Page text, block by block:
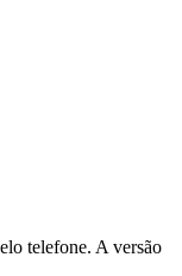
telefone. A versão